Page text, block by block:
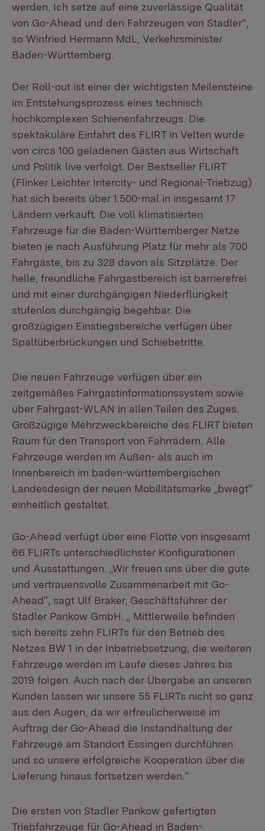
werden. Ich setze auf eine zuverlässige Qualität
von Go-Ahead und den Fahrzeugen von Stadler“,
so Winfried Hermann MdL, Verkehrsminister
Baden-Württemberg.
Der Roll-out ist einer der wichtigsten Meilensteine
im Entstehungsprozess eines technisch
hochkomplexen Schienenfahrzeugs. Die
spektakuläre Einfahrt des FLIRT in Velten wurde
von circa 100 geladenen Gästen aus Wirtschaft
und Politik live verfolgt. Der Bestseller FLIRT
(Flinker Leichter Intercity- und Regional-Triebzug)
hat sich bereits über 1.500-mal in insgesamt 17
Ländern verkauft. Die voll klimatisierten
Fahrzeuge für die Baden-Württemberger Netze
bieten je nach Ausführung Platz für mehr als 700
Fahrgäste, bis zu 328 davon als Sitzplätze. Der
helle, freundliche Fahrgastbereich ist barrierefrei
und mit einer durchgängigen Niederflurigkeit
stufenlos durchgängig begehbar. Die
großzügigen Einstiegsbereiche verfügen über
Spaltüberbrückungen und Schiebetritte.
Die neuen Fahrzeuge verfügen über ein
zeitgemäßes Fahrgastinformationssystem sowie
über Fahrgast-WLAN in allen Teilen des Zuges.
Großzügige Mehrzweckbereiche des FLIRT bieten
Raum für den Transport von Fahrrädern. Alle
Fahrzeuge werden im Außen- als auch im
Innenbereich im baden-württembergischen
Landesdesign der neuen Mobilitätsmarke „bwegt“
einheitlich gestaltet.
Go-Ahead verfügt über eine Flotte von insgesamt
66 FLIRTs unterschiedlichster Konfigurationen
und Ausstattungen. „Wir freuen uns über die gute
und vertrauensvolle Zusammenarbeit mit Go-
Ahead“, sagt Ulf Braker, Geschäftsführer der
Stadler Pankow GmbH. „ Mittlerweile befinden
sich bereits zehn FLIRTs für den Betrieb des
Netzes BW 1 in der Inbetriebsetzung, die weiteren
Fahrzeuge werden im Laufe dieses Jahres bis
2019 folgen. Auch nach der Übergabe an unseren
Kunden lassen wir unsere 55 FLIRTs nicht so ganz
aus den Augen, da wir erfreulicherweise im
Auftrag der Go-Ahead die Instandhaltung der
Fahrzeuge am Standort Essingen durchführen
und so unsere erfolgreiche Kooperation über die
Lieferung hinaus fortsetzen werden.“
Die ersten von Stadler Pankow gefertigten
Triebfahrzeuge für Go-Ahead in Baden-